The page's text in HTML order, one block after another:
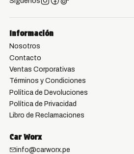
Información
Nosotros
Contacto
Ventas Corporativas
Términos y Condiciones
Política de Devoluciones
Política de Privacidad
Libro de Reclamaciones
Car Worx
info@carworx.pe